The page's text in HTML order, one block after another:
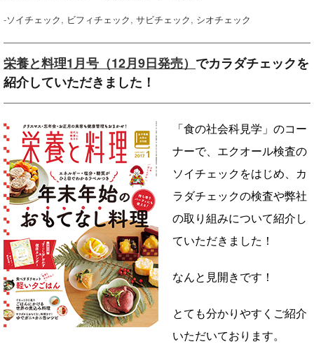
-ソイチェック, ビフィチェック, サビチェック, シオチェック
栄養と料理1月号（12月9日発売） でカラダチェックを
紹介していただきました！
「食の社会科見学」のコー
ナーで、エクオール検査の
ソイチェックをはじめ、カ
ラダチェックの検査や弊社
の取り組みについて紹介し
ていただきました！
なんと見開きです！
とても分かりやすくご紹介
いただいております。